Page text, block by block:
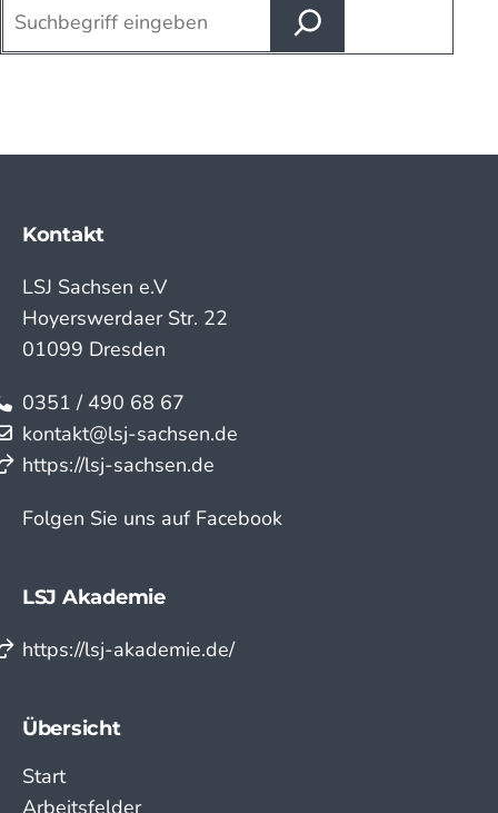
Kontakt
LSJ Sachsen e.V
Hoyerswerdaer Str. 22
01099 Dresden
0351 / 490 68 67
kontakt@lsj-sachsen.de
https://lsj-sachsen.de
Folgen Sie uns auf Facebook
LSJ Akademie
https://lsj-akademie.de/
Übersicht
Start
Arbeitsfelder